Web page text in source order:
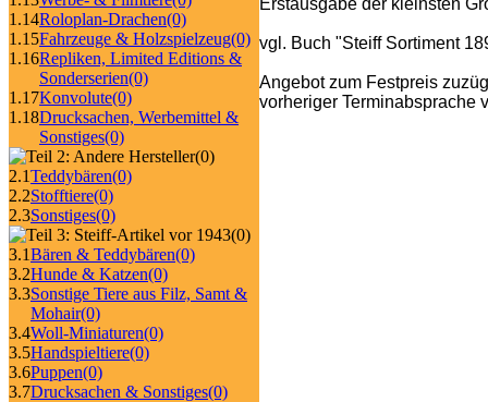
1.14Roloplan-Drachen(0)
1.15Fahrzeuge & Holzspielzeug(0)
1.16Repliken, Limited Editions &
Sonderserien(0)
1.17Konvolute(0)
1.18Drucksachen, Werbemittel &
Sonstiges(0)
(0)
2.1Teddybären(0)
2.2Stofftiere(0)
2.3Sonstiges(0)
(0)
3.1Bären & Teddybären(0)
3.2Hunde & Katzen(0)
3.3Sonstige Tiere aus Filz, Samt &
Mohair(0)
3.4Woll-Miniaturen(0)
3.5Handspieltiere(0)
3.6Puppen(0)
3.7Drucksachen & Sonstiges(0)
Erstausgabe der kleinsten
vgl. Buch "Steiff Sortiment
Angebot zum Festpreis
vorheriger Terminabsprache